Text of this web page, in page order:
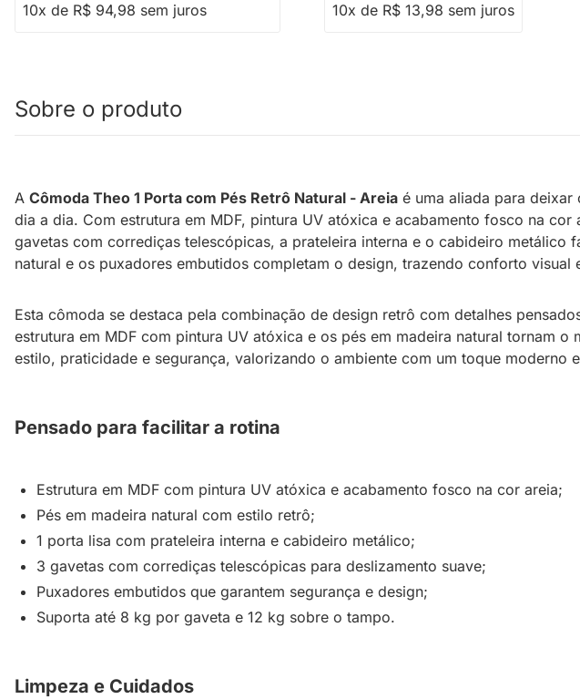
10x de R$ 94,98 sem juros
10x de R$ 13,98 sem juros
Sobre o produto
A Cômoda Theo 1 Porta com Pés Retrô Natural - Areia é uma aliada para
dia a dia. Com estrutura em MDF, pintura UV atóxica e acabamento fosco na
gavetas com corrediças telescópicas, a prateleira interna e o cabideiro
natural e os puxadores embutidos completam o design, trazendo conforto visual
Esta cômoda se destaca pela combinação de design retrô com detalhes
estrutura em MDF com pintura UV atóxica e os pés em madeira natural tornam
estilo, praticidade e segurança, valorizando o ambiente com um toque moderno
Pensado para facilitar a rotina
Estrutura em MDF com pintura UV atóxica e acabamento fosco na cor areia;
Pés em madeira natural com estilo retrô;
1 porta lisa com prateleira interna e cabideiro metálico;
3 gavetas com corrediças telescópicas para deslizamento suave;
Puxadores embutidos que garantem segurança e design;
Suporta até 8 kg por gaveta e 12 kg sobre o tampo.
Limpeza e Cuidados